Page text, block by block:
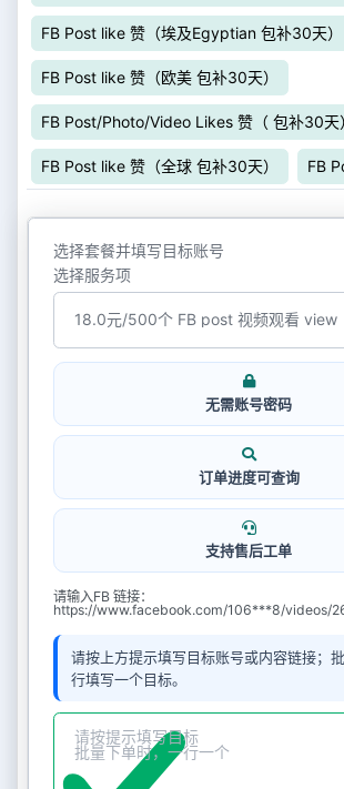
FB Post like 赞（埃及Egyptian 包补30天）
FB Post like 赞（欧美 包补30天）
FB Post/Photo/Video Likes 赞（ 包补30天
FB Post like 赞（全球 包补30天） FB
选择套餐并填写目标账号
选择服务项
无需账号密码
订单进度可查询
支持售后工单
请输入FB 链接：
https://www.facebook.com/106***8/videos/
请按上方提示填写目标账号或内容链接；
行填写一个目标。